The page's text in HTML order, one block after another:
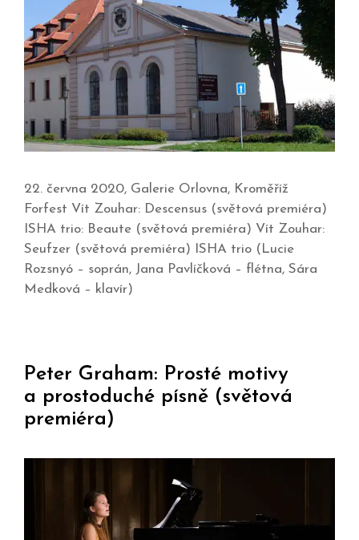
22. června 2020, Galerie Orlovna, Kroměříž
Forfest Vít Zouhar: Descensus (světová premiéra)
ISHA trio: Beaute (světová premiéra) Vít Zouhar:
Seufzer (světová premiéra) ISHA trio (Lucie
Rozsnyó – soprán, Jana Pavlíčková – flétna, Sára
Medková – klavír)
Peter Graham: Prosté motivy
a prostoduché písně (světová
premiéra)